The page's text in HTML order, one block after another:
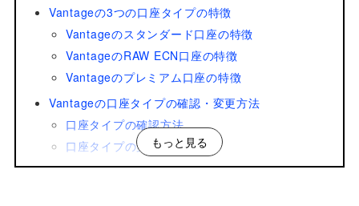
Vantageの3つの口座タイプの特徴
Vantageのスタンダード口座の特徴
VantageのRAW ECN口座の特徴
Vantageのプレミアム口座の特徴
Vantageの口座タイプの確認・変更方法
口座タイプの確認方法
口座タイプの変更方法
Vantageでの口座タイプ選びの注意点
もっと見る